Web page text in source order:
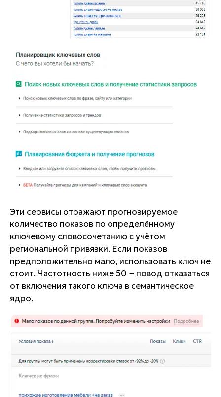
Эти сервисы отражают прогнозируемое
количество показов по определённому
ключевому словосочетанию с учётом
региональной привязки. Если показов
предположительно мало, использовать ключ не
стоит. Частотность ниже 50 − повод отказаться
от включения такого ключа в семантическое
ядро.